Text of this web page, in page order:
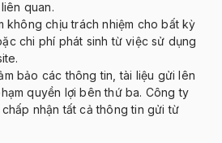
quan.
không chịu trách nhiệm cho bất kỳ
chi phí phát sinh từ việc sử dụng
bảo các thông tin, tài liệu gửi lên
ạm quyền lợi bên thứ ba. Công ty
chấp nhận tất cả thông tin gửi từ